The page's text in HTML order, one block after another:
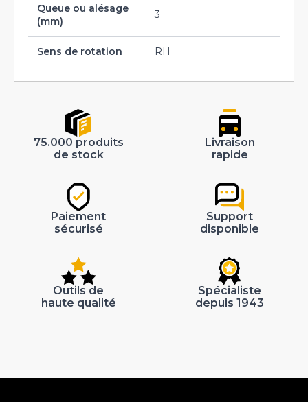
Queue ou alésage
(mm)
3
Sens de rotation RH
75.000 produits
de stock
Livraison
rapide
Paiement
sécurisé
Support
disponible
Outils de
haute qualité
Spécialiste
depuis 1943